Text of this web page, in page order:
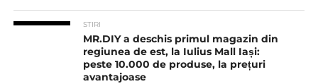
STIRI
MR.DIY a deschis primul magazin din
regiunea de est, la Iulius Mall Iași:
peste 10.000 de produse, la prețuri
avantajoase